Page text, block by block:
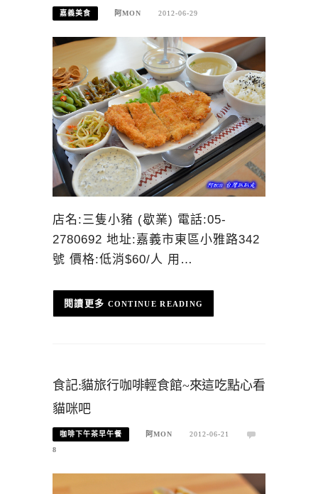
嘉義美食 阿MON 2012-06-29
店名:三隻小豬 (歇業) 電話:05-
2780692 地址:嘉義市東區小雅路342
號 價格:低消$60/人 用…
CONTINUE READING
食記:貓旅行咖啡輕食館~來這吃點心看
貓咪吧
咖啡下午茶早午餐 阿MON
2012-06-21
8